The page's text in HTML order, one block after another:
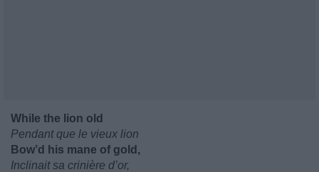
While the lion old
Pendant que le vieux lion
Bow’d his mane of gold,
Inclinait sa crinière d’or,